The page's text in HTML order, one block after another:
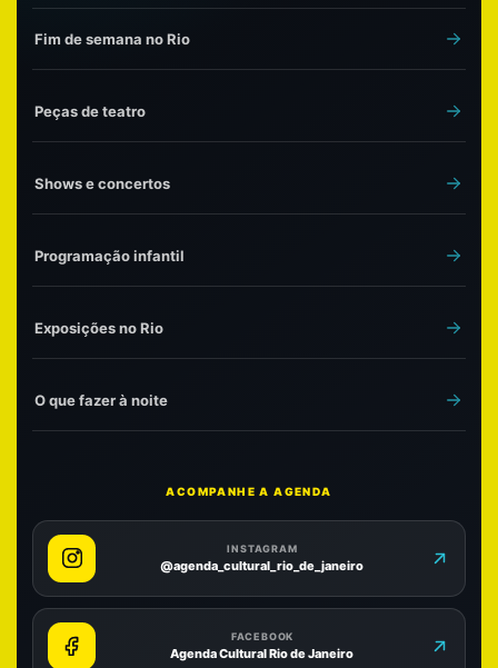
Fim de semana no Rio
Peças de teatro
Shows e concertos
Programação infantil
Exposições no Rio
O que fazer à noite
ACOMPANHE A AGENDA
INSTAGRAM
@agenda_cultural_rio_de_janeiro
FACEBOOK
Agenda Cultural Rio de Janeiro